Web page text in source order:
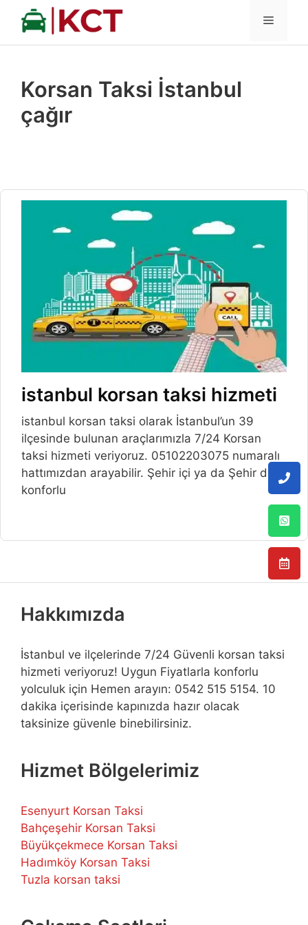
İçeriğe
MENÜ
Korsan Taksi İstanbul
çağır
istanbul korsan taksi hizmeti
istanbul korsan taksi olarak İstanbul’un 39
ilçesinde bulunan araçlarımızla 7/24 Korsan
taksi hizmeti veriyoruz. 05102203075 numaralı
hattımızdan arayabilir. Şehir içi ya da Şehir dışı
konforlu
Hakkımızda
İstanbul ve ilçelerinde 7/24 Güvenli korsan taksi
hizmeti veriyoruz! Uygun Fiyatlarla konforlu
yolculuk için Hemen arayın: 0542 515 5154. 10
dakika içerisinde kapınızda hazır olacak
taksinize güvenle binebilirsiniz.
Hizmet Bölgelerimiz
Esenyurt Korsan Taksi
Bahçeşehir Korsan Taksi
Büyükçekmece Korsan Taksi
Hadımköy Korsan Taksi
Tuzla korsan taksi